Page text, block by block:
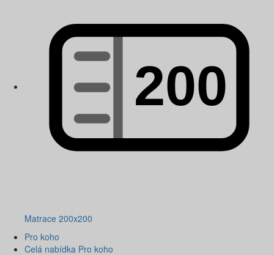
Matrace 200x200
Pro koho
Celá nabídka Pro koho